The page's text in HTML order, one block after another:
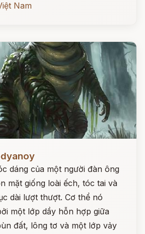
Nam
dáng của một người đàn ông
mặt giống loài ếch, tóc tai và
dài lượt thượt. Cơ thể nó
một lớp dầy hỗn hợp giữa
đất, lông tơ và một lớp vảy